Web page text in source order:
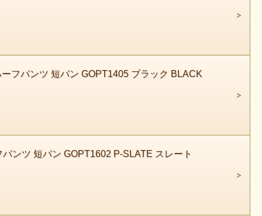
フパンツ 短パン GOPT1405 ブラック BLACK
ンツ 短パン GOPT1602 P-SLATE スレート